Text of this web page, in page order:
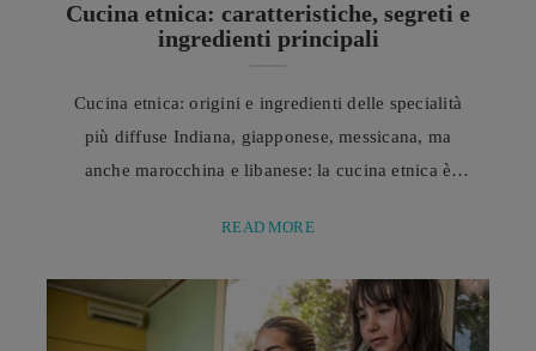
Cucina etnica: caratteristiche, segreti e
ingredienti principali
Cucina etnica: origini e ingredienti delle specialità
più diffuse Indiana, giapponese, messicana, ma
anche marocchina e libanese: la cucina etnica è
abbinamenti e segreti che raccontano le tradizioni
autentici, spezie caratteristiche e piatti ricchi di
storia e cultura. Tra i fenomeni gastronomici più
READ MORE